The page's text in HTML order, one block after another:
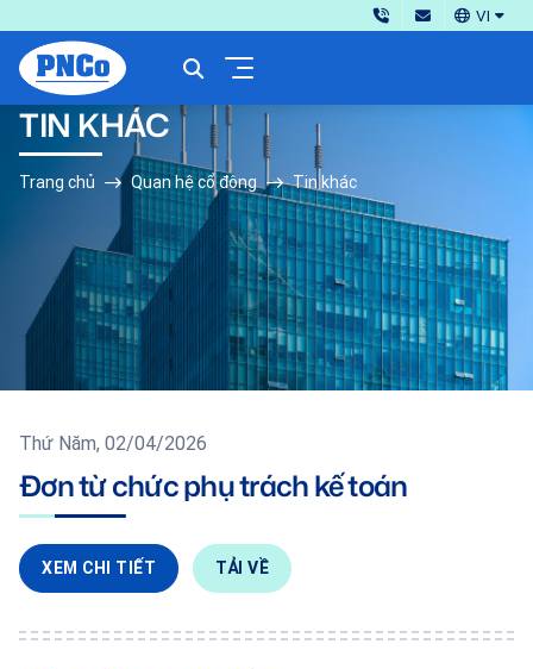
VI
TIN KHÁC
Trang chủ Quan hệ cổ đông Tin khác
Thứ Năm, 02/04/2026
Đơn từ chức phụ trách kế toán
XEM CHI TIẾT TẢI VỀ